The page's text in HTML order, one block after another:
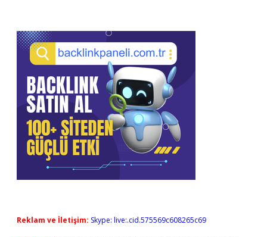
Reklam ve İletişim: Skype: live:.cid.575569c608265c69